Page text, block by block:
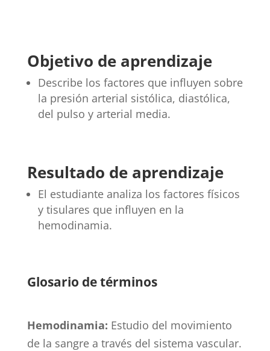
Objetivo de aprendizaje
Describe los factores que influyen sobre
la presión arterial sistólica, diastólica,
del pulso y arterial media.
Resultado de aprendizaje
El estudiante analiza los factores físicos
y tisulares que influyen en la
hemodinamia.
Glosario de términos
Hemodinamia: Estudio del movimiento
de la sangre a través del sistema vascular.